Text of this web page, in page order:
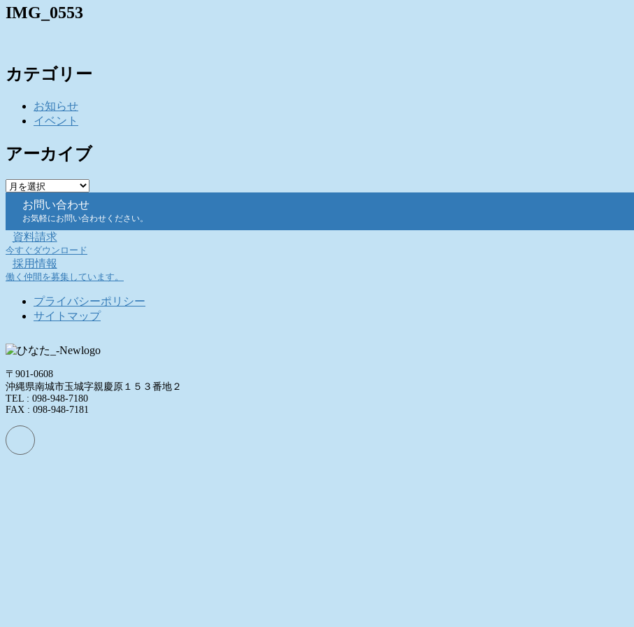
IMG_0553
カテゴリー
お知らせ
イベント
アーカイブ
ア
イ
ブ
お問い合わせ
お気軽にお問い合わせください。
資料請求
今すぐダウンロード
採用情報
働く仲間を募集しています。
プライバシーポリシー
サイトマップ
〒901-0608
沖縄県南城市玉城字親慶原１５３番地２
TEL : 098-948-7180
FAX : 098-948-7181